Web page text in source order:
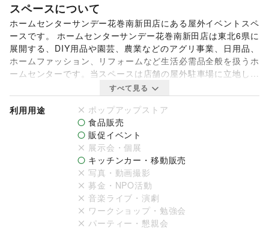
スペースについて
ホームセンターサンデー花巻南新田店にある屋外イベントスペ
ースです。 ホームセンターサンデー花巻南新田店は東北6県に
展開する、DIY用品や園芸、農業などのアグリ事業、日用品、
ホームファッション、リフォームなど生活必需品全般を扱うホ
ームセンターです。当スペースは店舗の屋外駐車場に立地し、
多くのお客様の目に止まりやすいのが特徴です。キッチンカー
での出店に最適です。是非お気軽にお問い合わせください。
すべて見る
利用用途
ポップアップストア
食品販売
販促イベント
展示会・個展
キッチンカー・移動販売
写真・動画撮影
募金・NPO活動
音楽ライブ・演劇
ワークショップ・勉強会
パーティー・懇親会